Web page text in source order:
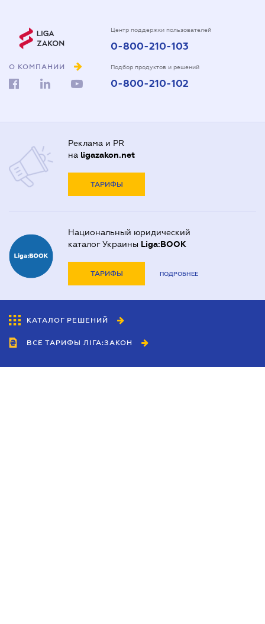
О КОМПАНИИ
Центр поддержки пользователей
0-800-210-103
Подбор продуктов и решений
0-800-210-102
Реклама и PR
на ligazakon.net
ТАРИФЫ
Национальный юридический
каталог Украины Liga:BOOK
ТАРИФЫ ПОДРОБНЕЕ
КАТАЛОГ РЕШЕНИЙ
ВСЕ ТАРИФЫ ЛІГА:ЗАКОН